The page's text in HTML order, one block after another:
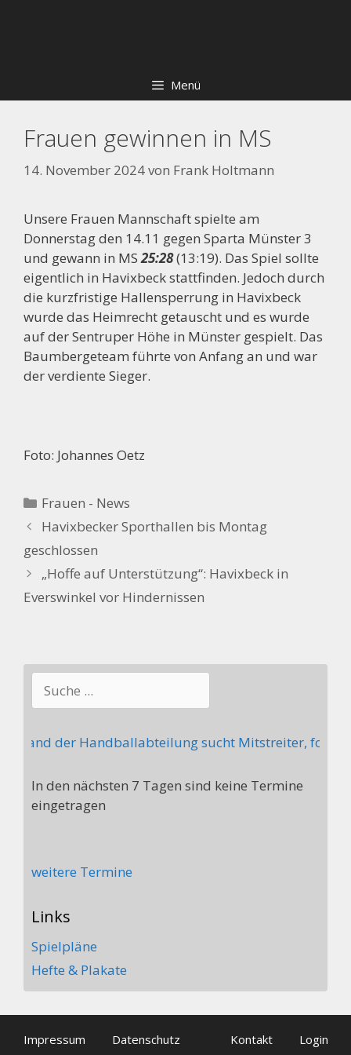
Menü
Frauen gewinnen in MS
14. November 2024von Frank Holtmann
Unsere Frauen Mannschaft spielte am
Donnerstag den 14.11 gegen Sparta Münster 3
und gewann in MS25:28(13:19). Das Spiel sollte
eigentlich in Havixbeck stattfinden. Jedoch durch
die kurzfristige Hallensperrung in Havixbeck
wurde das Heimrecht getauscht und es wurde
auf der Sentruper Höhe in Münster gespielt. Das
Baumbergeteam führte von Anfang an und war
der verdiente Sieger.
Foto: Johannes Oetz
Kategorien
Frauen - News
Havixbecker Sporthallen bis Montag
geschlossen
„Hoffe auf Unterstützung“: Havixbeck in
Everswinkel vor Hindernissen
der Handballabteilung sucht Mitstreiter,
In den nächsten 7 Tagen sind keine Termine
eingetragen
weitere Termine
Links
Spielpläne
Hefte & Plakate
Impressum Datenschutz Kontakt Login